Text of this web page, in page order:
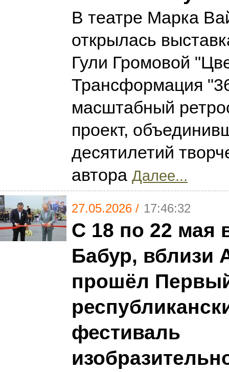
В театре Марка
открылась
Гули Громовой
Трансформация
масштабный
проект,
десятилетий
автора Далее...
27.05.2026 / 17:46:32
С 18 по 22 мая
Бабур, вблизи
прошёл
фестиваль